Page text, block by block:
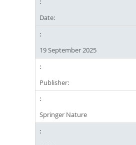
Date:
19 September 2025
Publisher:
Springer Nature